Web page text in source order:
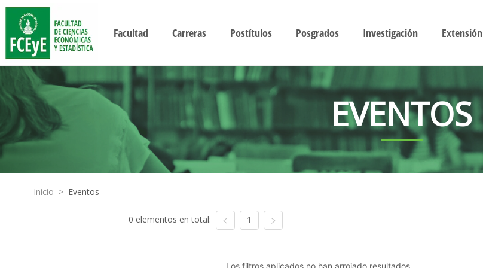
Facultad Carreras Postítulos Posgrados Investigación Extensión
EVENTOS
Inicio > Eventos
0 elementos en total: 1
Los filtros aplicados no han arrojado resultados